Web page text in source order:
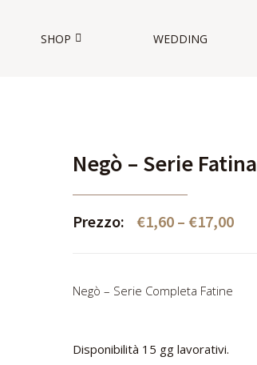
SHOP WEDDING
Negò – Serie Fatina
Prezzo: €1,60– €17,00
Negò – Serie Completa Fatine
Disponibilità 15 gg lavorativi.